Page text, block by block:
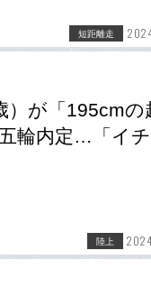
短距離走
）が「195cmの
輪内定…「イ
陸上